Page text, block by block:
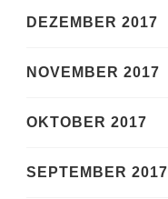
DEZEMBER 2017
NOVEMBER 2017
OKTOBER 2017
SEPTEMBER 2017